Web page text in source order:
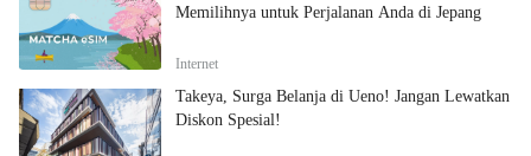
Memilihnya untuk Perjalanan Anda di Jepang
Internet
Takeya, Surga Belanja di Ueno! Jangan Lewatkan
Diskon Spesial!